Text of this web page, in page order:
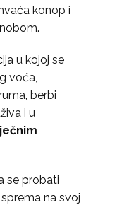
konop i
u kojoj se
voća,
berbi
i u
se probati
na svoj